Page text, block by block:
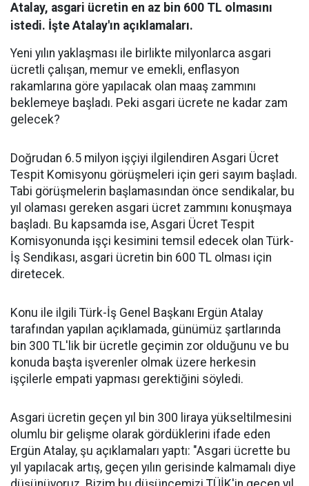
Atalay, asgari ücretin en az bin 600 TL olmasını
istedi. İşte Atalay'ın açıklamaları.
Yeni yılın yaklaşması ile birlikte milyonlarca asgari
ücretli çalışan, memur ve emekli, enflasyon
rakamlarına göre yapılacak olan maaş zammını
beklemeye başladı. Peki asgari ücrete ne kadar zam
gelecek?
Doğrudan 6.5 milyon işçiyi ilgilendiren Asgari Ücret
Tespit Komisyonu görüşmeleri için geri sayım başladı.
Tabi görüşmelerin başlamasından önce sendikalar, bu
yıl olaması gereken asgari ücret zammını konuşmaya
başladı. Bu kapsamda ise, Asgari Ücret Tespit
Komisyonunda işçi kesimini temsil edecek olan Türk-
İş Sendikası, asgari ücretin bin 600 TL olması için
diretecek.
Konu ile ilgili Türk-İş Genel Başkanı Ergün Atalay
tarafından yapılan açıklamada, günümüz şartlarında
bin 300 TL'lik bir ücretle geçimin zor olduğunu ve bu
konuda başta işverenler olmak üzere herkesin
işçilerle empati yapması gerektiğini söyledi.
Asgari ücretin geçen yıl bin 300 liraya yükseltilmesini
olumlu bir gelişme olarak gördüklerini ifade eden
Ergün Atalay, şu açıklamaları yaptı: "Asgari ücrette bu
yıl yapılacak artış, geçen yılın gerisinde kalmamalı diye